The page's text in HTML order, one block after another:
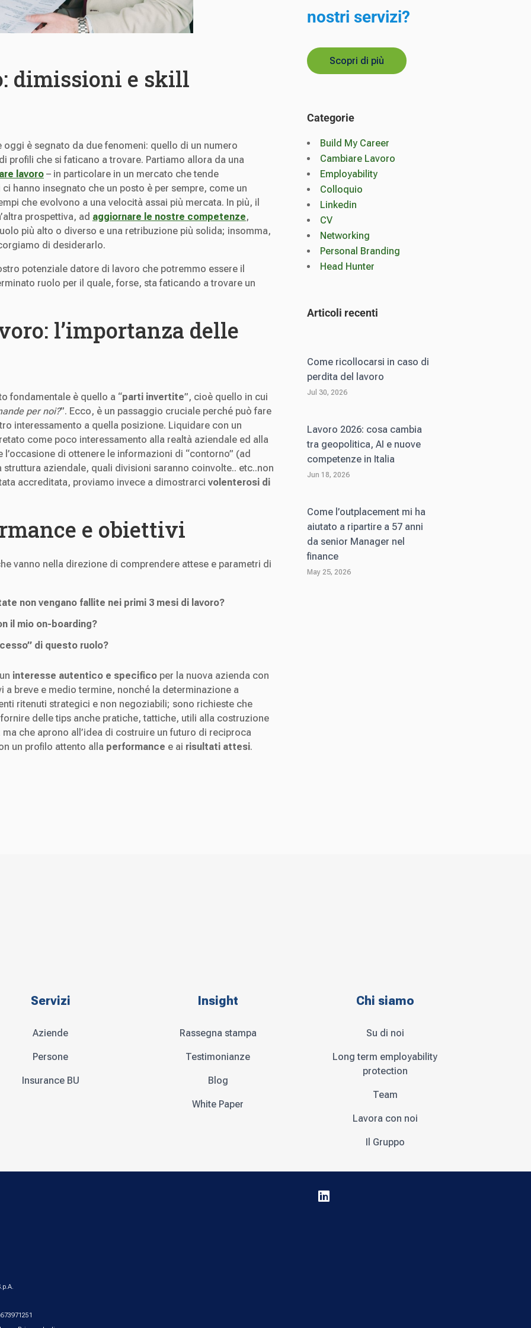
dimissioni e skill
è segnato da due fenomeni: quello di un numero
profili che si faticano a trovare. Partiamo allora da una
lavoro – in particolare in un mercato che tende
hanno insegnato che un posto è per sempre, come un
che evolvono a una velocità assai più mercata. In più, il
prospettiva, ad aggiornare le nostre competenze,
più alto o diverso e una retribuzione più solida; insomma,
di desiderarlo.
potenziale datore di lavoro che potremmo essere il
ruolo per il quale, forse, sta faticando a trovare un
l’importanza delle
fondamentale è quello a “parti invertite”, cioè quello in cui
per noi?”. Ecco, è un passaggio cruciale perché può fare
interessamento a quella posizione. Liquidare con un
come poco interessamento alla realtà aziendale ed alla
di ottenere le informazioni di “contorno” (ad
aziendale, quali divisioni saranno coinvolte.. etc..non
accreditata, proviamo invece a dimostrarci volenterosi di
e obiettivi
vanno nella direzione di comprendere attese e parametri di
non vengano fallite nei primi 3 mesi di lavoro?
il mio on-boarding?
di questo ruolo?
interesse autentico e specifico per la nuova azienda con
a breve e medio termine, nonché la determinazione a
ritenuti strategici e non negoziabili; sono richieste che
delle tips anche pratiche, tattiche, utili alla costruzione
che aprono all’idea di costruire un futuro di reciproca
un profilo attento alla performance e ai risultati attesi.
nostri servizi?
Scopri di più
Categorie
Build My Career
Cambiare Lavoro
Employability
Colloquio
Linkedin
CV
Networking
Personal Branding
Head Hunter
Articoli recenti
Come ricollocarsi in caso di
perdita del lavoro
Jul 30, 2026
Lavoro 2026: cosa cambia
tra geopolitica, AI e nuove
competenze in Italia
Jun 18, 2026
Come l’outplacement mi ha
aiutato a ripartire a 57 anni
da senior Manager nel
finance
May 25, 2026
Servizi
Aziende
Persone
Insurance BU
Insight
Rassegna stampa
Testimonianze
Blog
White Paper
Chi siamo
Su di noi
Long term employability
protection
Team
Lavora con noi
Il Gruppo
